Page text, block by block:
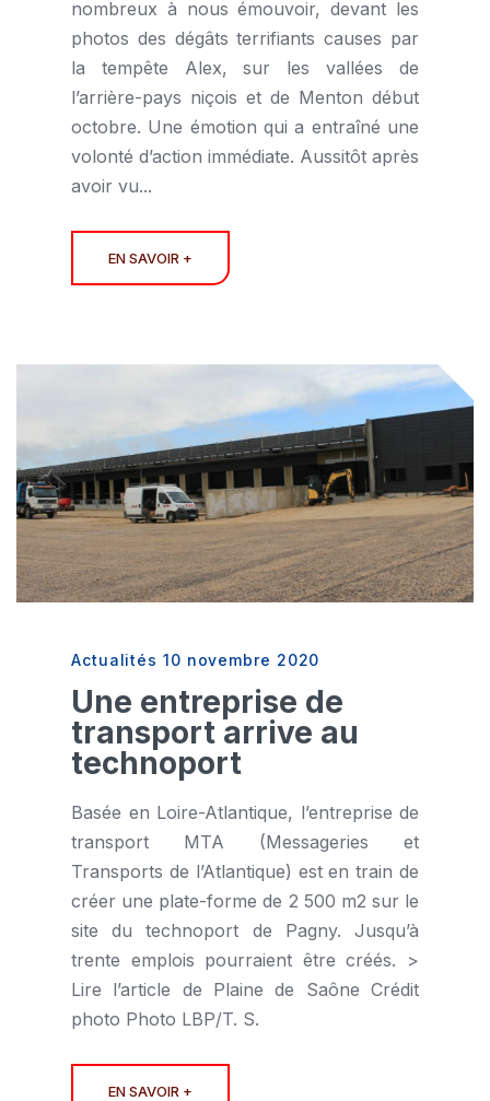
nombreux à nous émouvoir, devant les
photos des dégâts terrifiants causes par
la tempête Alex, sur les vallées de
l’arrière-pays niçois et de Menton début
octobre. Une émotion qui a entraîné une
volonté d’action immédiate. Aussitôt après
avoir vu...
EN SAVOIR +
Actualités 10 novembre 2020
Une entreprise de
transport arrive au
technoport
Basée en Loire-Atlantique, l’entreprise de
transport MTA (Messageries et
Transports de l’Atlantique) est en train de
créer une plate-forme de 2 500 m2 sur le
site du technoport de Pagny. Jusqu’à
trente emplois pourraient être créés. >
Lire l’article de Plaine de Saône Crédit
photo Photo LBP/T. S.
EN SAVOIR +